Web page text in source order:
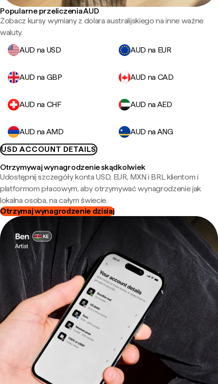
Popularne przeliczenia AUD
Zobacz kursy wymiany z dolara australijskiego na inne ważne
waluty.
AUD na USD
AUD na EUR
AUD na GBP AUD na CAD
AUD na CHF AUD na AED
AUD na AMD
AUD na ANG
USD ACCOUNT DETAILS
Otrzymywaj wynagrodzenie skądkolwiek
Udostępnij szczegóły konta USD, EUR, MXN i BRL klientom i
platformom płacowym, aby otrzymywać wynagrodzenie jak
lokalna osoba, na całym świecie.
Otrzymaj wynagrodzenie dzisiaj